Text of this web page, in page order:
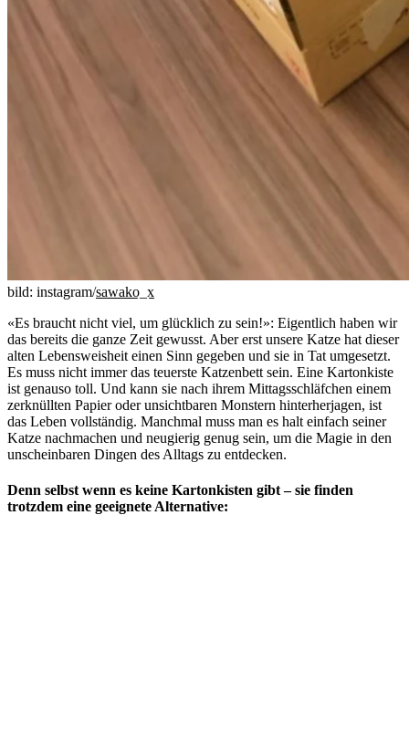
bild: instagram/sawako_x
«Es braucht nicht viel, um glücklich zu sein!»: Eigentlich haben wir
das bereits die ganze Zeit gewusst. Aber erst unsere Katze hat dieser
alten Lebensweisheit einen Sinn gegeben und sie in Tat umgesetzt.
Es muss nicht immer das teuerste Katzenbett sein. Eine Kartonkiste
ist genauso toll. Und kann sie nach ihrem Mittagsschläfchen einem
zerknüllten Papier oder unsichtbaren Monstern hinterherjagen, ist
das Leben vollständig. Manchmal muss man es halt einfach seiner
Katze nachmachen und neugierig genug sein, um die Magie in den
unscheinbaren Dingen des Alltags zu entdecken.
Denn selbst wenn es keine Kartonkisten gibt – sie finden
trotzdem eine geeignete Alternative: